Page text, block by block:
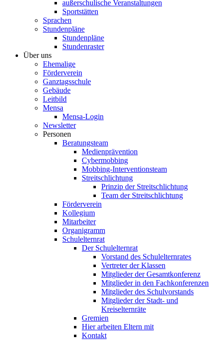
außerschulische Veranstaltungen
Sportstätten
Sprachen
Stundenpläne
Stundenpläne
Stundenraster
Über uns
Ehemalige
Förderverein
Ganztagsschule
Gebäude
Leitbild
Mensa
Mensa-Login
Newsletter
Personen
Beratungsteam
Medienprävention
Cybermobbing
Mobbing-Interventionsteam
Streitschlichtung
Prinzip der Streitschlichtung
Team der Streitschlichtung
Förderverein
Kollegium
Mitarbeiter
Organigramm
Schulelternrat
Der Schulelternrat
Vorstand des Schulelternrates
Vertreter der Klassen
Mitglieder der Gesamtkonferenz
Mitglieder in den Fachkonferenzen
Mitglieder des Schulvorstands
Mitglieder der Stadt- und
Kreiselternräte
Gremien
Hier arbeiten Eltern mit
Kontakt